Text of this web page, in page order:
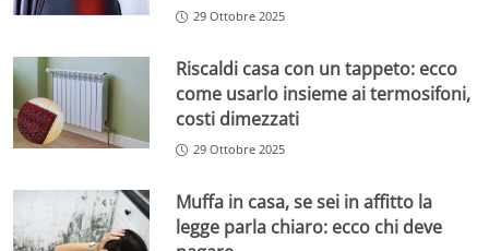
29 Ottobre 2025
Riscaldi casa con un tappeto: ecco
come usarlo insieme ai termosifoni,
costi dimezzati
29 Ottobre 2025
Muffa in casa, se sei in affitto la
legge parla chiaro: ecco chi deve